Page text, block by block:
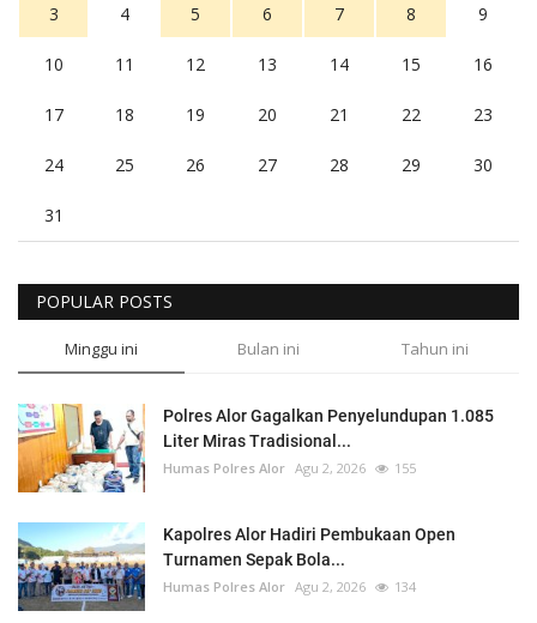
3 4 5 6 7 8 9
10 11 12 13 14 15 16
17 18 19 20 21 22 23
24 25 26 27 28 29 30
31
POPULAR POSTS
Minggu ini Bulan ini Tahun ini
Polres Alor Gagalkan Penyelundupan 1.085
Liter Miras Tradisional...
Humas Polres Alor Agu 2, 2026 155
Kapolres Alor Hadiri Pembukaan Open
Turnamen Sepak Bola...
Humas Polres Alor Agu 2, 2026 134